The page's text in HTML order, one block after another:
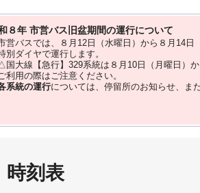
８年 市営バス旧盆期間の運行について
営バスでは、８⽉12⽇（水曜日）から８⽉14⽇
別ダイヤで運⾏します。
大線【急行】329系統は８月10日（月曜日）か
利用の際はご注意ください。
系統の運行については、停留所のお知らせ、また
時刻表